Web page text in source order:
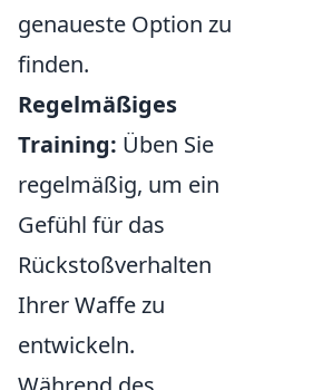
genaueste Option zu
finden.
Regelmäßiges
Training: Üben Sie
regelmäßig, um ein
Gefühl für das
Rückstoßverhalten
Ihrer Waffe zu
entwickeln.